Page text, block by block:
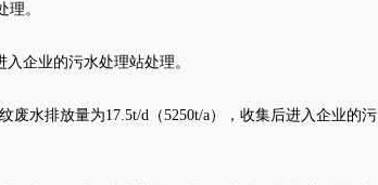
。
企业的污水处理站处理。
废水排放量为17.5t/d（5250t/a），收集后进入企业的污